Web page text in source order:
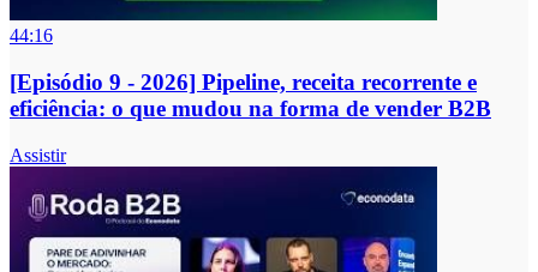
44:16
[Episódio 9 - 2026] Pipeline, receita recorrente e
eficiência: o que mudou na forma de vender B2B
Assistir